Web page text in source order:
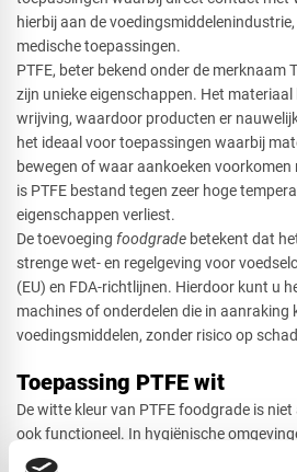
hierbij aan de
medische toepassingen.
PTFE, beter bekend onder de merknaam
zijn unieke eigenschappen. Het
wrijving, waardoor producten er
het ideaal voor toepassingen waarbij
bewegen of waar aankoeken
is PTFE bestand tegen zeer hoge
eigenschappen verliest.
De toevoeging foodgrade betekent dat
strenge wet- en regelgeving voor
(EU) en FDA-richtlijnen. Hierdoor kunt u
machines of onderdelen die in aanraking
voedingsmiddelen, zonder risico op
Toepassing PTFE wit
De witte kleur van PTFE foodgrade is
ook functioneel. In hygiënische
eenvoudiger om vervuiling te signaleren